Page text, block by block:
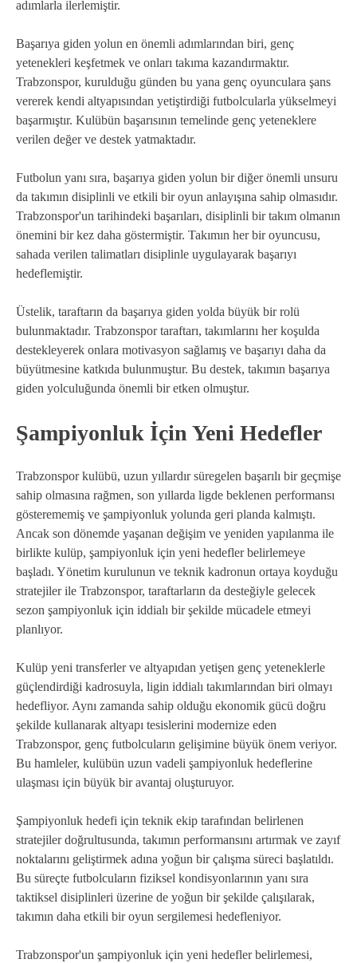
adımlarla ilerlemiştir.
Başarıya giden yolun en önemli adımlarından biri, genç
yetenekleri keşfetmek ve onları takıma kazandırmaktır.
Trabzonspor, kurulduğu günden bu yana genç oyunculara şans
vererek kendi altyapısından yetiştirdiği futbolcularla yükselmeyi
başarmıştır. Kulübün başarısının temelinde genç yeteneklere
verilen değer ve destek yatmaktadır.
Futbolun yanı sıra, başarıya giden yolun bir diğer önemli unsuru
da takımın disiplinli ve etkili bir oyun anlayışına sahip olmasıdır.
Trabzonspor'un tarihindeki başarıları, disiplinli bir takım olmanın
önemini bir kez daha göstermiştir. Takımın her bir oyuncusu,
sahada verilen talimatları disiplinle uygulayarak başarıyı
hedeflemiştir.
Üstelik, taraftarın da başarıya giden yolda büyük bir rolü
bulunmaktadır. Trabzonspor taraftarı, takımlarını her koşulda
destekleyerek onlara motivasyon sağlamış ve başarıyı daha da
büyütmesine katkıda bulunmuştur. Bu destek, takımın başarıya
giden yolculuğunda önemli bir etken olmuştur.
Şampiyonluk İçin Yeni Hedefler
Trabzonspor kulübü, uzun yıllardır süregelen başarılı bir geçmişe
sahip olmasına rağmen, son yıllarda ligde beklenen performansı
gösterememiş ve şampiyonluk yolunda geri planda kalmıştı.
Ancak son dönemde yaşanan değişim ve yeniden yapılanma ile
birlikte kulüp, şampiyonluk için yeni hedefler belirlemeye
başladı. Yönetim kurulunun ve teknik kadronun ortaya koyduğu
stratejiler ile Trabzonspor, taraftarların da desteğiyle gelecek
sezon şampiyonluk için iddialı bir şekilde mücadele etmeyi
planlıyor.
Kulüp yeni transferler ve altyapıdan yetişen genç yeteneklerle
güçlendirdiği kadrosuyla, ligin iddialı takımlarından biri olmayı
hedefliyor. Aynı zamanda sahip olduğu ekonomik gücü doğru
şekilde kullanarak altyapı tesislerini modernize eden
Trabzonspor, genç futbolcuların gelişimine büyük önem veriyor.
Bu hamleler, kulübün uzun vadeli şampiyonluk hedeflerine
ulaşması için büyük bir avantaj oluşturuyor.
Şampiyonluk hedefi için teknik ekip tarafından belirlenen
stratejiler doğrultusunda, takımın performansını artırmak ve zayıf
noktalarını geliştirmek adına yoğun bir çalışma süreci başlatıldı.
Bu süreçte futbolcuların fiziksel kondisyonlarının yanı sıra
taktiksel disiplinleri üzerine de yoğun bir şekilde çalışılarak,
takımın daha etkili bir oyun sergilemesi hedefleniyor.
Trabzonspor'un şampiyonluk için yeni hedefler belirlemesi,